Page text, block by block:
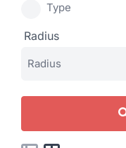
Type
Radius